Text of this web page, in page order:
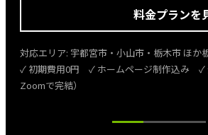
料金プランを
対応エリア: 宇都宮市・小山市・栃木市 ほか
✓ 初期費用0円 ✓ ホームページ制作込み ✓
Zoomで完結）